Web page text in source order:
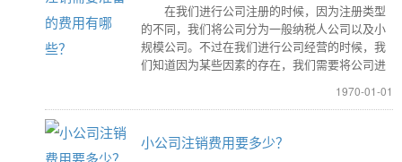
在我们进行公司注册的时候，因为注册类型
的不同，我们将公司分为一般纳税人公司以及小
规模公司。不过在我们进行公司经营的时候，我
们知道因为某些因素的存在，我们需要将公司进
1970-01-01
小公司注销费用要多少？